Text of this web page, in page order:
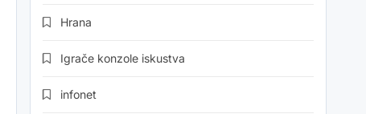
Hrana
Igrače konzole iskustva
infonet